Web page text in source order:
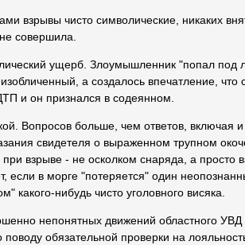
взрывы чисто символические, никаких
совершила.
ущерб. Злоумышленник "попал под
а создалось впечатление, что
и он признался в содеянном.
Вопросов больше, чем ответов, включая
свидетеля о выраженном трупном
взрыве - не осколком снаряда, а просто
если в морге "потеряется" один
какого-нибудь чисто уголовного висяка.
непонятных движений областного
обязательной проверки на